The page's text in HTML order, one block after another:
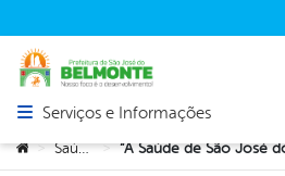
Abrir menu principal de navegação
Serviços e Informações
Você está aqui:
> Saúde >